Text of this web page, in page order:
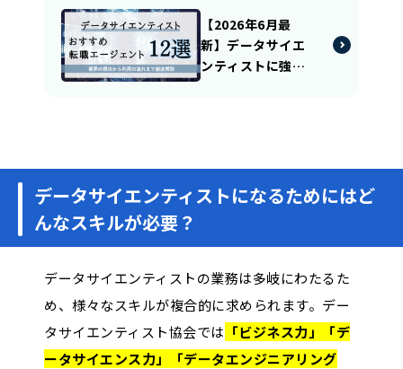
【2026年6月最
新】データサイエ
ンティストに強い
データサイエンティストになるためにはど
んなスキルが必要？
データサイエンティストの業務は多岐にわたるた
め、様々なスキルが複合的に求められます。デー
タサイエンティスト協会では 「ビジネス力」「デ
ータサイエンス力」「データエンジニアリング